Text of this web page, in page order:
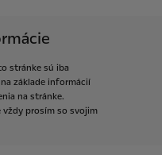
stránke sú iba
na základe informácií
na stránke.
vždy prosím so svojim